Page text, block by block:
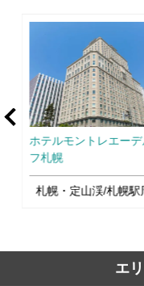
ホテルモントレエー
フ札幌
札幌・定山渓/札幌駅
エ